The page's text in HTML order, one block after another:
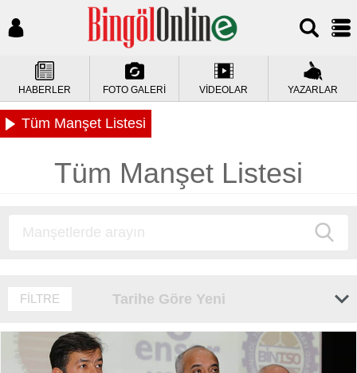
HABERLER FOTO GALERİ VİDEOLAR YAZARLAR
Tüm Manşet Listesi
Tüm Manşet Listesi
FİLTRE Tarihe Göre Yeni